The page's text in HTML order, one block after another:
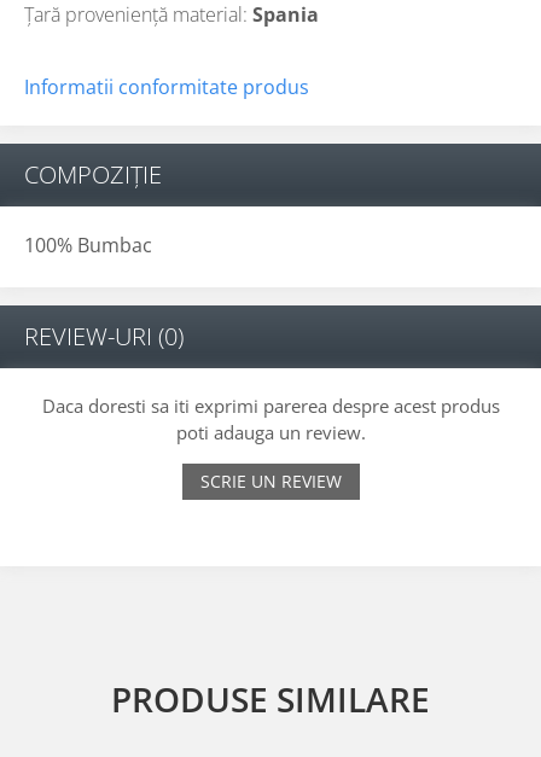
Țară proveniență material: Spania
Informatii conformitate produs
COMPOZIȚIE
100% Bumbac
REVIEW-URI (0)
Daca doresti sa iti exprimi parerea despre acest produs
poti adauga un review.
SCRIE UN REVIEW
PRODUSE SIMILARE